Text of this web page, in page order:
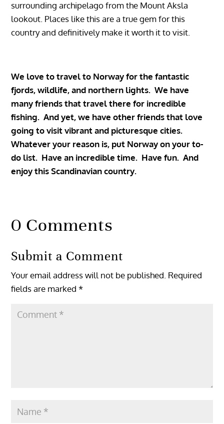
surrounding archipelago from the Mount Aksla
lookout. Places like this are a true gem for this
country and definitively make it worth it to visit.
We love to travel to Norway for the fantastic
fjords, wildlife, and northern lights. We have
many friends that travel there for incredible
fishing.‎‏‏‎ ‎‏‏‎ And yet, we have other friends that love
going to visit vibrant and picturesque cities.
Whatever your reason is, put Norway on your to-
do list. Have an incredible time. Have fun. And
0 Comments
Submit a Comment
Your email address will not be published. Required
fields are marked*